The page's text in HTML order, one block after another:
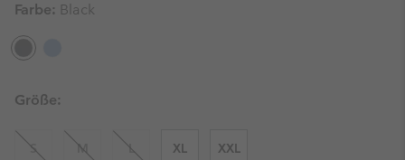
Farbe: Black
Größe:
S M L XL XXL